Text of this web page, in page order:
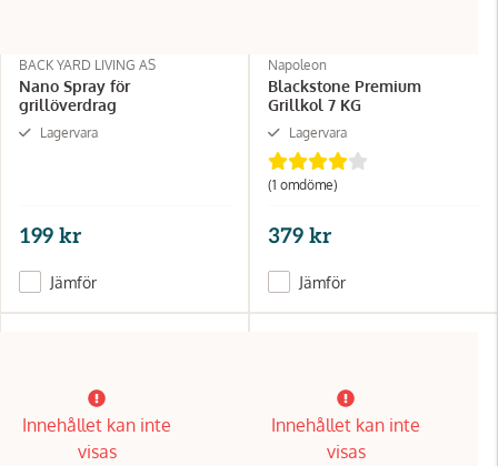
BACK YARD LIVING AS
Nano Spray för
grillöverdrag
Lagervara
199 kr
Jämför
Napoleon
Blackstone Premium
Grillkol 7 KG
Lagervara
(1 omdöme)
379 kr
Jämför
Innehållet kan inte
visas
Innehållet kan inte
visas